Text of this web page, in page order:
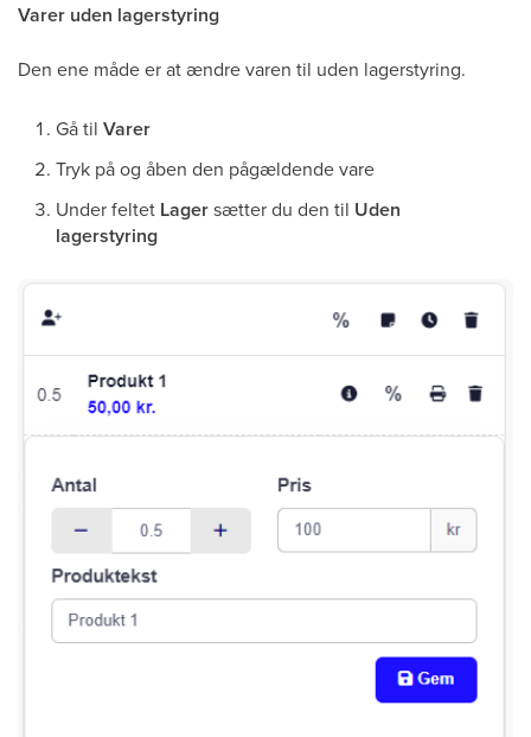
Varer uden lagerstyring
Den ene måde er at ændre varen til uden lagerstyring.
Gå til Varer
Tryk på og åben den pågældende vare
Under feltet Lagersætter du den til Uden
lagerstyring